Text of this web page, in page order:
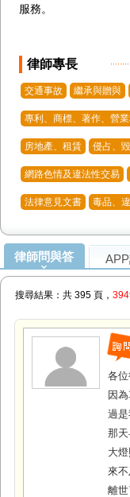
服務。
律師專長
交通事故 繼承與贈與
專利、商標、著作、營
房地產、租賃 侵占、
網路色情及違法性交易
法律意見文書 毒品、
律師問與答
搜尋結果：共 395 頁，
各
因
過
那
大
來
離